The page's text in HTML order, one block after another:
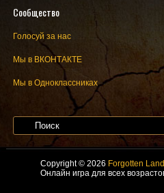
Сообщество
Голосуй за нас
Мы в ВКОНТАКТЕ
Мы в Одноклассниках
Copyright © 2026 Forgotten
Онлайн игра для всех